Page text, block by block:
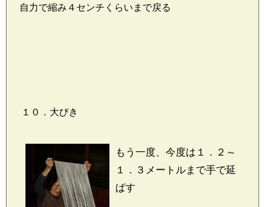
自力で縮み４センチくらいまで戻る
１０．大びき
もう一度、今度は１．２～
１．３メートルまで手で延
ばす